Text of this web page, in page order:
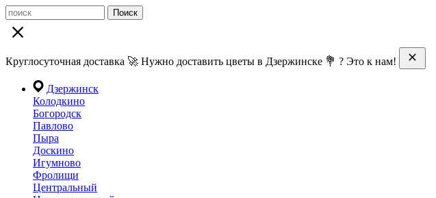
Поиск
Круглосуточная доставка 🚀 Нужно доставить цветы в Дзержинске 💐 ? Это к нам!
Дзержинск
Колодкино
Богородск
Павлово
Пыра
Доскино
Игумново
Фролищи
Центральный